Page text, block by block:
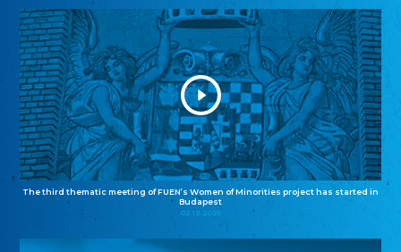
The third thematic meeting of FUEN’s Women of Minorities project has started in
Budapest
02.12.2025